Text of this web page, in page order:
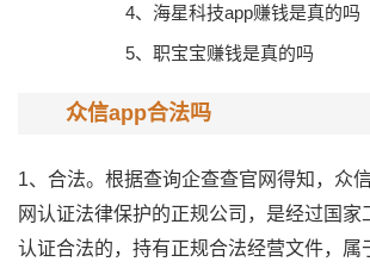
4、 海星科技app赚钱是真的吗
5、 职宝宝赚钱是真的吗
众信app合法吗
1、合法。根据查询企查查官网得知，众
网认证法律保护的正规公司，是经过国家
认证合法的，持有正规合法经营文件，属